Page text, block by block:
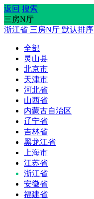
返回 搜索
三房N厅
浙江省 三房N厅 默认排序
全部
灵山县
北京市
天津市
河北省
山西省
内蒙古自治区
辽宁省
吉林省
黑龙江省
上海市
江苏省
浙江省
安徽省
福建省